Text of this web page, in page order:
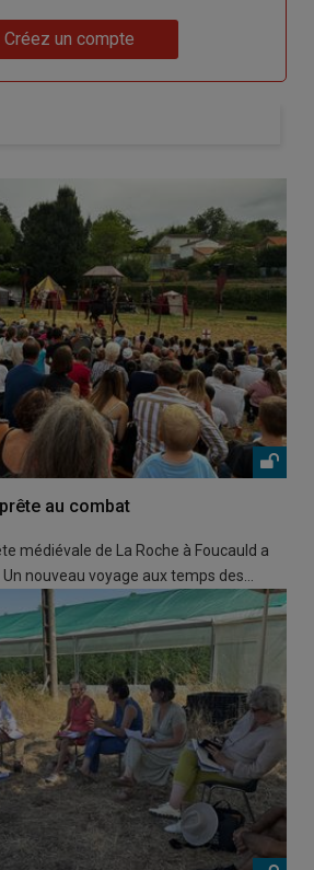
Créez un compte
au combat
médiévale de La Roche à Foucauld a
Un nouveau voyage aux temps des…